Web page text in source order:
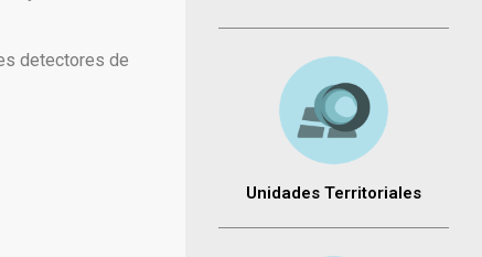
detectores de
Unidades Territoriales